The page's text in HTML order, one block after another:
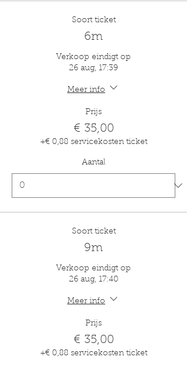
Soort ticket
6m
Verkoop eindigt op
26 aug, 17:39
Meer info
Prijs
€ 35,00
+€ 0,88 servicekosten ticket
Aantal
Soort ticket
9m
Verkoop eindigt op
26 aug, 17:40
Meer info
Prijs
€ 35,00
+€ 0,88 servicekosten ticket